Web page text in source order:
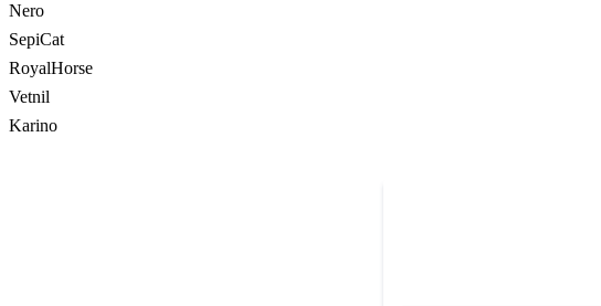
Nero
SepiCat
RoyalHorse
Vetnil
Karino